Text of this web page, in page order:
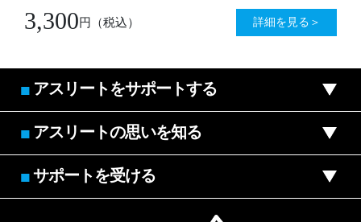
3,300円 （税込） 詳細を見る＞
■ アスリートをサポートする
■ アスリートの思いを知る
■サポートを受ける